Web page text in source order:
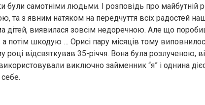
були самотніми людьми. І розповідь про майбутній
та з явним натяком на передчуття всіх радостей
дітей, виявилася зовсім недоречною. Але що
потім шкодую … Орисі пару місяців тому
році відсвяткував 35-річчя. Вона була розлученою,
виключно займенник “я” і однина